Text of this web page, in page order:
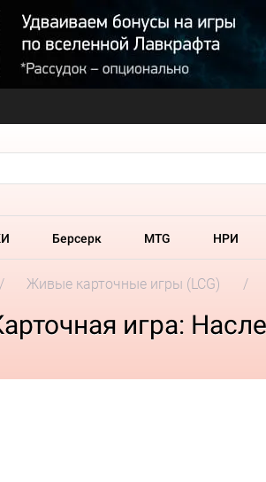
Берсерк MTG НРИ
Живые карточные игры (LCG)
игра: